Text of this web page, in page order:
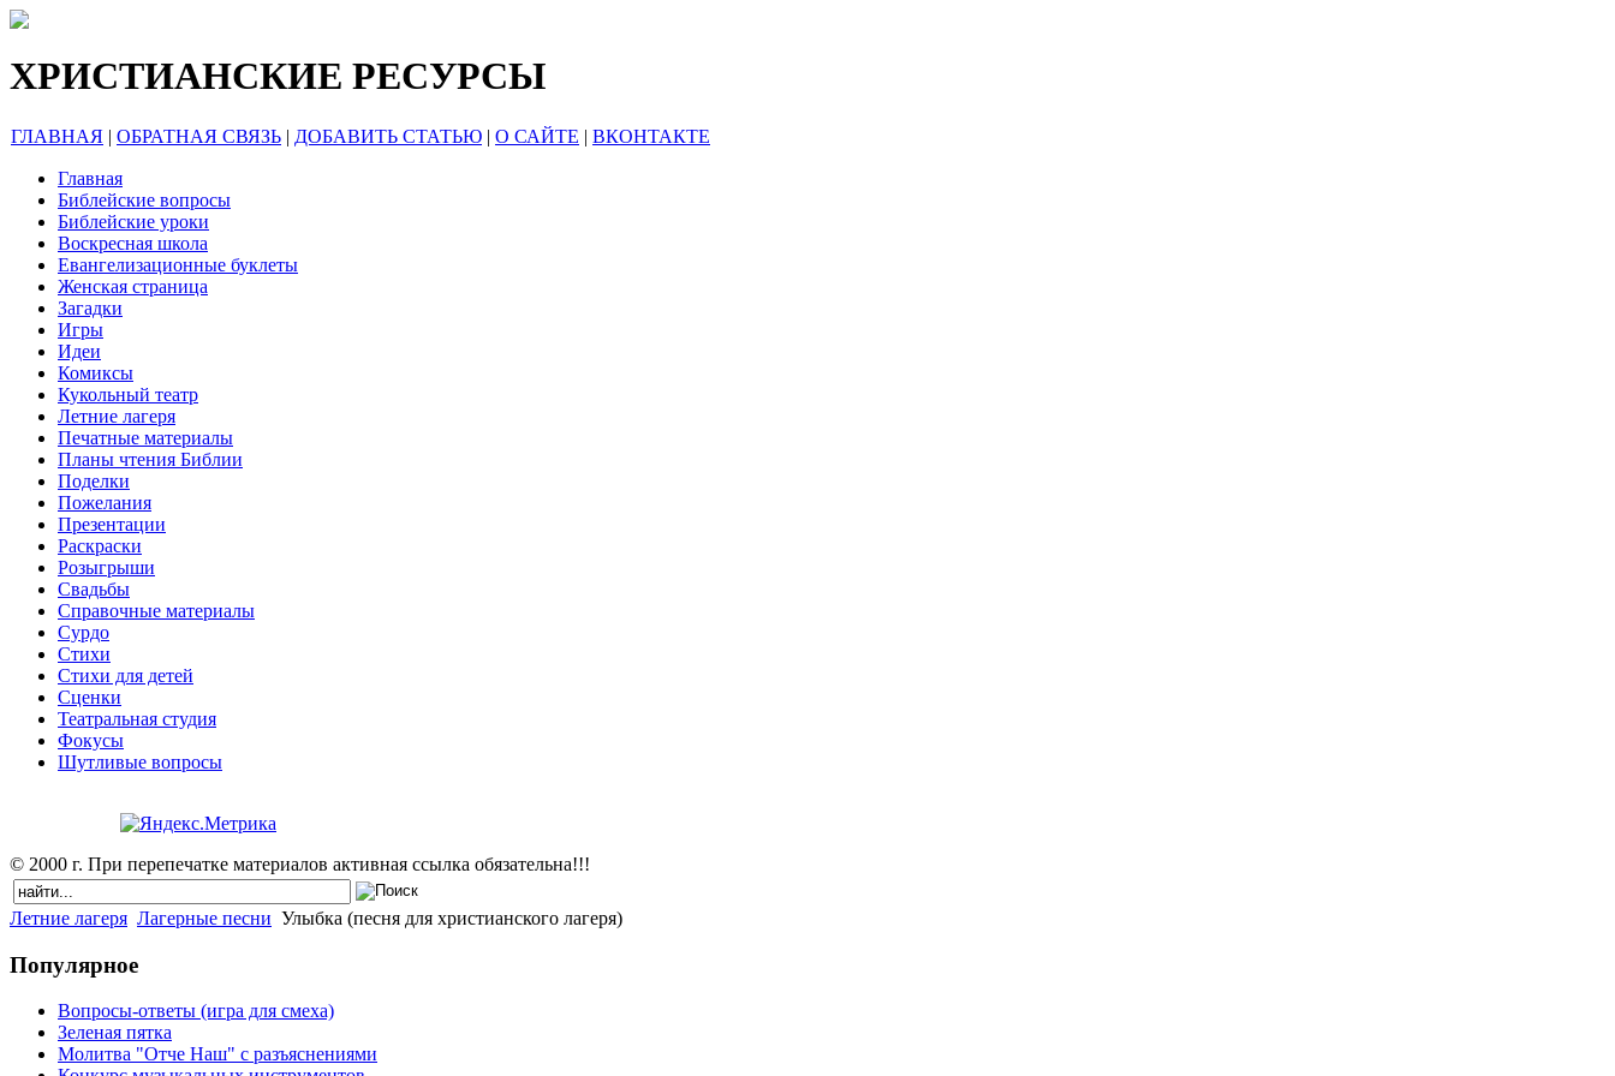
ХРИСТИАНСКИЕ РЕСУРСЫ
ГЛАВНАЯ | ОБРАТНАЯ СВЯЗЬ | ДОБАВИТЬ СТАТЬЮ | О САЙТЕ | ВКОНТАКТЕ
Главная
Библейские вопросы
Библейские уроки
Воскресная школа
Евангелизационные буклеты
Женская страница
Загадки
Игры
Идеи
Комиксы
Кукольный театр
Летние лагеря
Печатные материалы
Планы чтения Библии
Поделки
Пожелания
Презентации
Раскраски
Розыгрыши
Свадьбы
Справочные материалы
Сурдо
Стихи
Стихи для детей
Сценки
Театральная студия
Фокусы
Шутливые вопросы
© 2000 г. При перепечатке материалов активная ссылка обязательна!!!
Летние лагеря Лагерные песни Улыбка (песня для христианского лагеря)
Популярное
Вопросы-ответы (игра для смеха)
Зеленая пятка
Молитва "Отче Наш" с разъяснениями